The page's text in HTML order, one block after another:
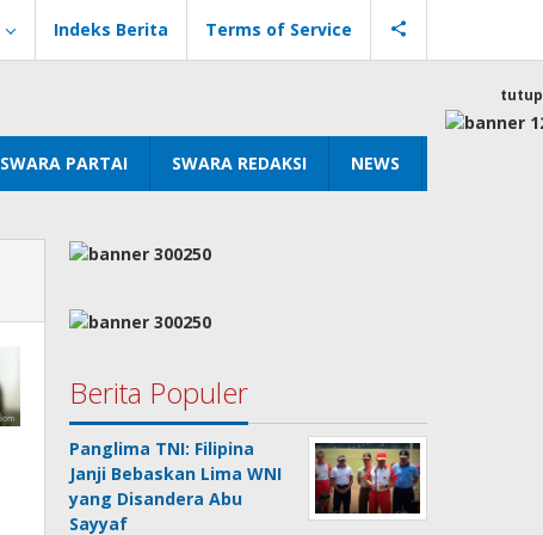
Indeks Berita Terms of Service
SWARA PARTAI SWARA REDAKSI NEWS
tutup
Berita Populer
Panglima TNI: Filipina
Janji Bebaskan Lima WNI
yang Disandera Abu
Sayyaf